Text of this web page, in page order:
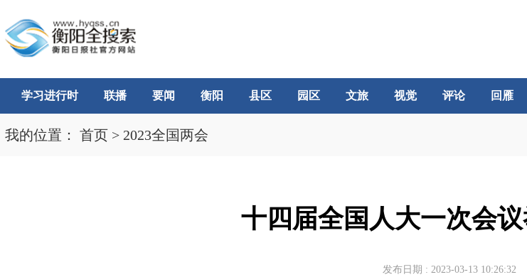
学习进行时 联播 要闻 衡阳 县区 园区 文旅 视觉 评论 回雁
我的位置： 首页 > 2023全国两会
十四届全国人大一次会
发布日期 : 2023-03-13 10:26:32